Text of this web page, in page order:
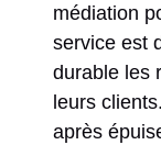
médiation
service est
durable les
leurs
après